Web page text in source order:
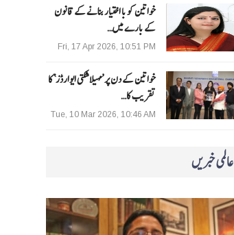
خواتین کو با اختیار بنانے کے قانون
کے بارے میں…
Fri, 17 Apr 2026, 10:51 PM
خواتین کے دن پر ’مہیلا شکتی ایوارڈز‘ کا
تقریب کا…
Tue, 10 Mar 2026, 10:46 AM
عالمی خبریں